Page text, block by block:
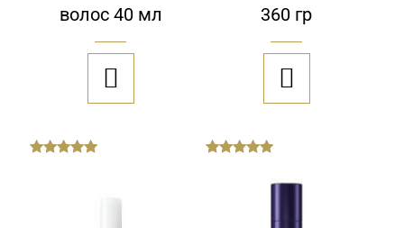
волос 40 мл

360 гр
